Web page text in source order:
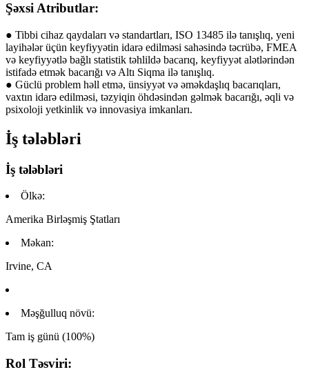
Şəxsi Atributlar:
● Tibbi cihaz qaydaları və standartları, ISO 13485 ilə tanışlıq, yeni
layihələr üçün keyfiyyətin idarə edilməsi sahəsində təcrübə, FMEA
və keyfiyyətlə bağlı statistik təhlildə bacarıq, keyfiyyət alətlərindən
istifadə etmək bacarığı və Altı Siqma ilə tanışlıq.
● Güclü problem həll etmə, ünsiyyət və əməkdaşlıq bacarıqları,
vaxtın idarə edilməsi, təzyiqin öhdəsindən gəlmək bacarığı, əqli və
psixoloji yetkinlik və innovasiya imkanları.
İş tələbləri
İş tələbləri
Ölkə:
Amerika Birləşmiş Ştatları
Məkan:
Irvine, CA
Məşğulluq növü:
Tam iş günü (100%)
Rol Təsviri: